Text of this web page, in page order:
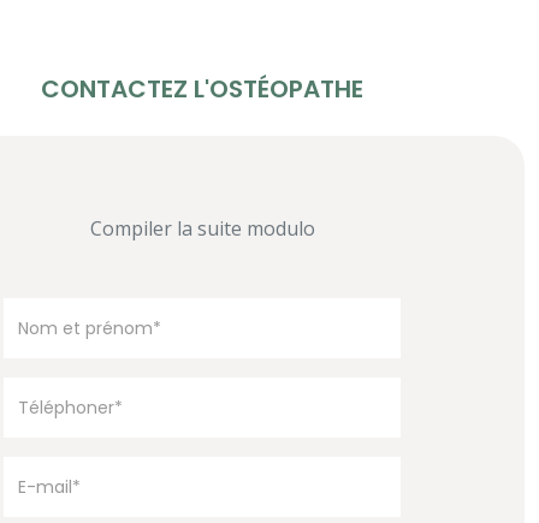
CONTACTEZ L'OSTÉOPATHE
Compiler la suite modulo